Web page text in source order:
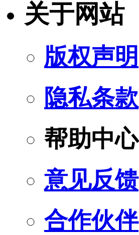
关于网站
版权声明
隐私条款
帮助中心
意见反馈
合作伙伴